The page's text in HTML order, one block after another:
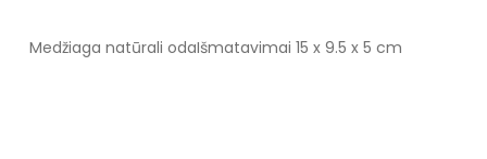
Medžiaga natūrali odaIšmatavimai 15 x 9.5 x 5 cm